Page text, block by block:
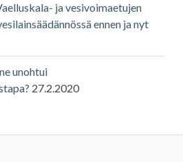
ja vesivoimaetujen
ennen ja nyt
unohtui
27.2.2020